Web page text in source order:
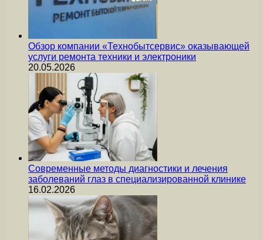
Обзор компании «Технобытсервис» оказывающей
услуги ремонта техники и электроники
20.05.2026
Современные методы диагностики и лечения
заболеваний глаз в специализированной клинике
16.02.2026